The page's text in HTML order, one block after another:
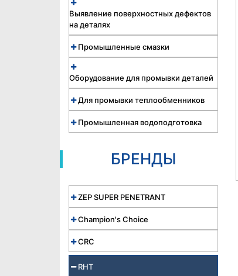
Выявление поверхностных дефектов
на деталях
Промышленные смазки
Оборудование для промывки деталей
Для промывки теплообменников
Промышленная водоподготовка
БРЕНДЫ
ZEP SUPER PENETRANT
Champion's Choice
CRC
RHT